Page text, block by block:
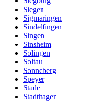
Siegen
Sigmaringen
Sindelfingen
Singen
Sinsheim
Solingen
Soltau
Sonneberg
Speyer
Stade
Stadthagen